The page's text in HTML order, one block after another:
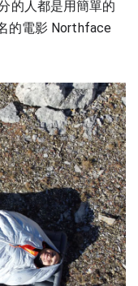
的人都是用簡單的
的電影 Northface